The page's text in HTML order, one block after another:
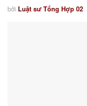
bởi Luật sư Tổng Hợp 02